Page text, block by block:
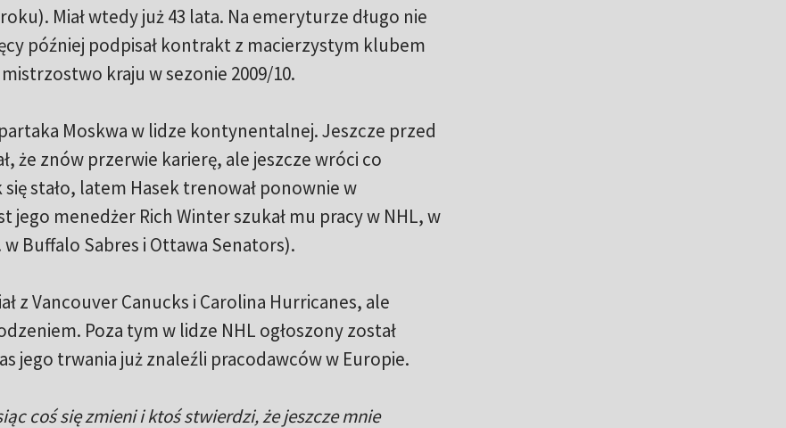
Miał wtedy już 43 lata. Na emeryturze długo nie
później podpisał kontrakt z macierzystym klubem
kraju w sezonie 2009/10.
Moskwa w lidze kontynentalnej. Jeszcze przed
że znów przerwie karierę, ale jeszcze wróci co
stało, latem Hasek trenował ponownie w
menedżer Rich Winter szukał mu pracy w NHL, w
Buffalo Sabres i Ottawa Senators).
z Vancouver Canucks i Carolina Hurricanes, ale
Poza tym w lidze NHL ogłoszony został
jego trwania już znaleźli pracodawców w Europie.
coś się zmieni i ktoś stwierdzi, że jeszcze mnie